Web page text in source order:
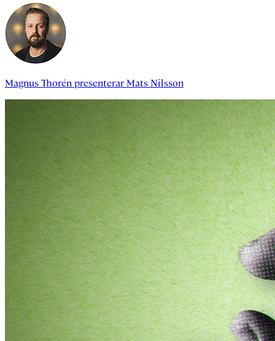
Magnus Thorénpresenterar Mats Nilsson